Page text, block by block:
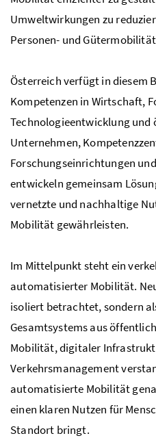
Umweltwirkungen zu
Personen- und
Österreich verfügt in diesem
Kompetenzen in Wirtschaft,
Technologieentwicklung
Unternehmen,
Forschungseinrichtungen
entwickeln gemeinsam
vernetzte und nachhaltige
Mobilität gewährleisten.
Im Mittelpunkt steht ein
automatisierter Mobilität.
isoliert betrachtet, sondern
Gesamtsystems aus
Mobilität, digitaler
Verkehrsmanagement
automatisierte Mobilität
einen klaren Nutzen für
Standort bringt.